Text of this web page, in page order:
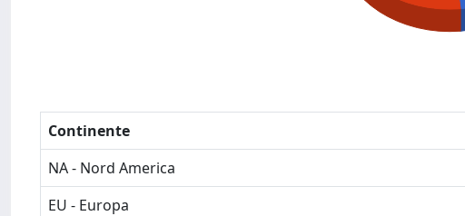
Continente
NA - Nord America
EU - Europa